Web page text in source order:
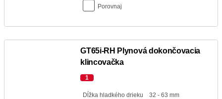
Porovnaj
GT65i-RH Plynová dokončovacia
klincovačka
1
Dĺžka hladkého drieku
32 - 63 mm